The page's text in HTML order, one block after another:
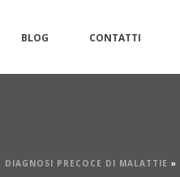
BLOG CONTATTI
PRECOCE DI MALATTIE »